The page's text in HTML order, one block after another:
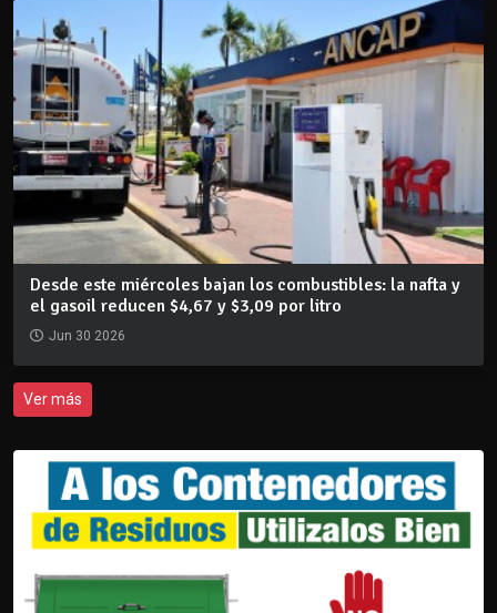
Desde este miércoles bajan los combustibles: la nafta y
el gasoil reducen $4,67 y $3,09 por litro
Jun 30 2026
Ver más